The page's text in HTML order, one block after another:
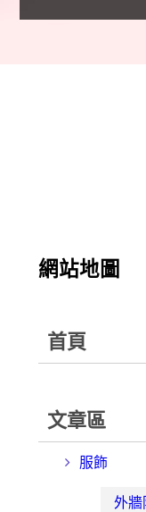
網站地圖
首頁
文章區
服飾
外牆